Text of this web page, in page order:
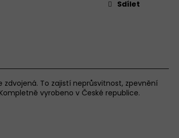
Sdílet
To zajistí neprůsvitnost, zpevnění
vyrobeno v České republice.